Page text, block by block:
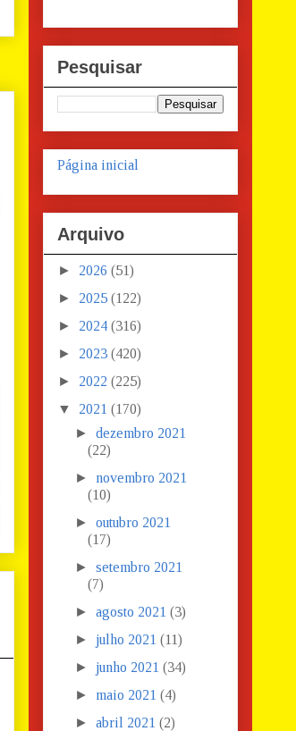
Pesquisar
Página inicial
Arquivo
► 2026 (51)
► 2025 (122)
► 2024 (316)
► 2023 (420)
► 2022 (225)
▼ 2021 (170)
►dezembro 2021
(22)
► novembro 2021
(10)
►outubro 2021
(17)
►setembro 2021
(7)
►agosto 2021(3)
► julho 2021(11)
► junho 2021(34)
► maio 2021(4)
►abril 2021(2)